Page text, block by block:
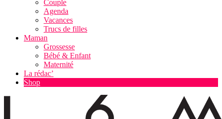
Couple
Agenda
Vacances
Trucs de filles
Maman
Grossesse
Bébé & Enfant
Maternité
La rédac’
Shop